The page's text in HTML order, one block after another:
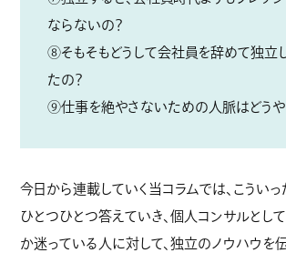
ならないの？
⑧そもそもどうして会社員を辞めて独立
たの？
⑨仕事を絶やさないための人脈はどうや
今日から連載していく当コラムでは、こうい
ひとつひとつ答えていき、個人コンサルとし
か迷っている人に対して、独立のノウハウを